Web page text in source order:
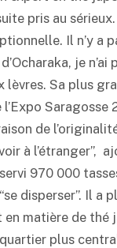
pris au
Il n’y a
je n’ai
Sa plus
Saragosse
de
à l’étranger”,
970 000
disperser”. Il a
matière de thé
plus